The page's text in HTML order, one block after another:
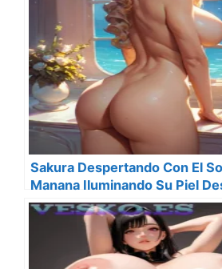
Sakura Despertando Con El
Manana Iluminando Su Piel